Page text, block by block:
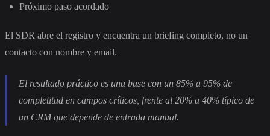
Próximo paso acordado
El SDR abre el registro y encuentra un briefing completo, no un
contacto con nombre y email.
El resultado práctico es una base con un 85% a 95% de
completitud en campos críticos, frente al 20% a 40% típico de
un CRM que depende de entrada manual.